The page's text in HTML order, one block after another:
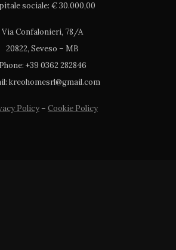
sociale: € 30.000,00
Via Confalonieri, 78/A
20822, Seveso – MB
Phone: +39 0362 282846
kreohomesrl@gmail.com
Policy– Cookie Policy